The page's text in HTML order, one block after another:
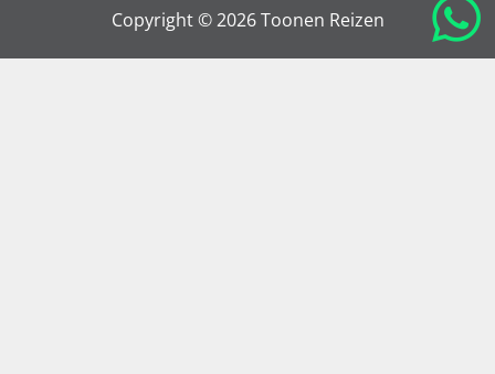
Copyright © 2026 Toonen Reizen